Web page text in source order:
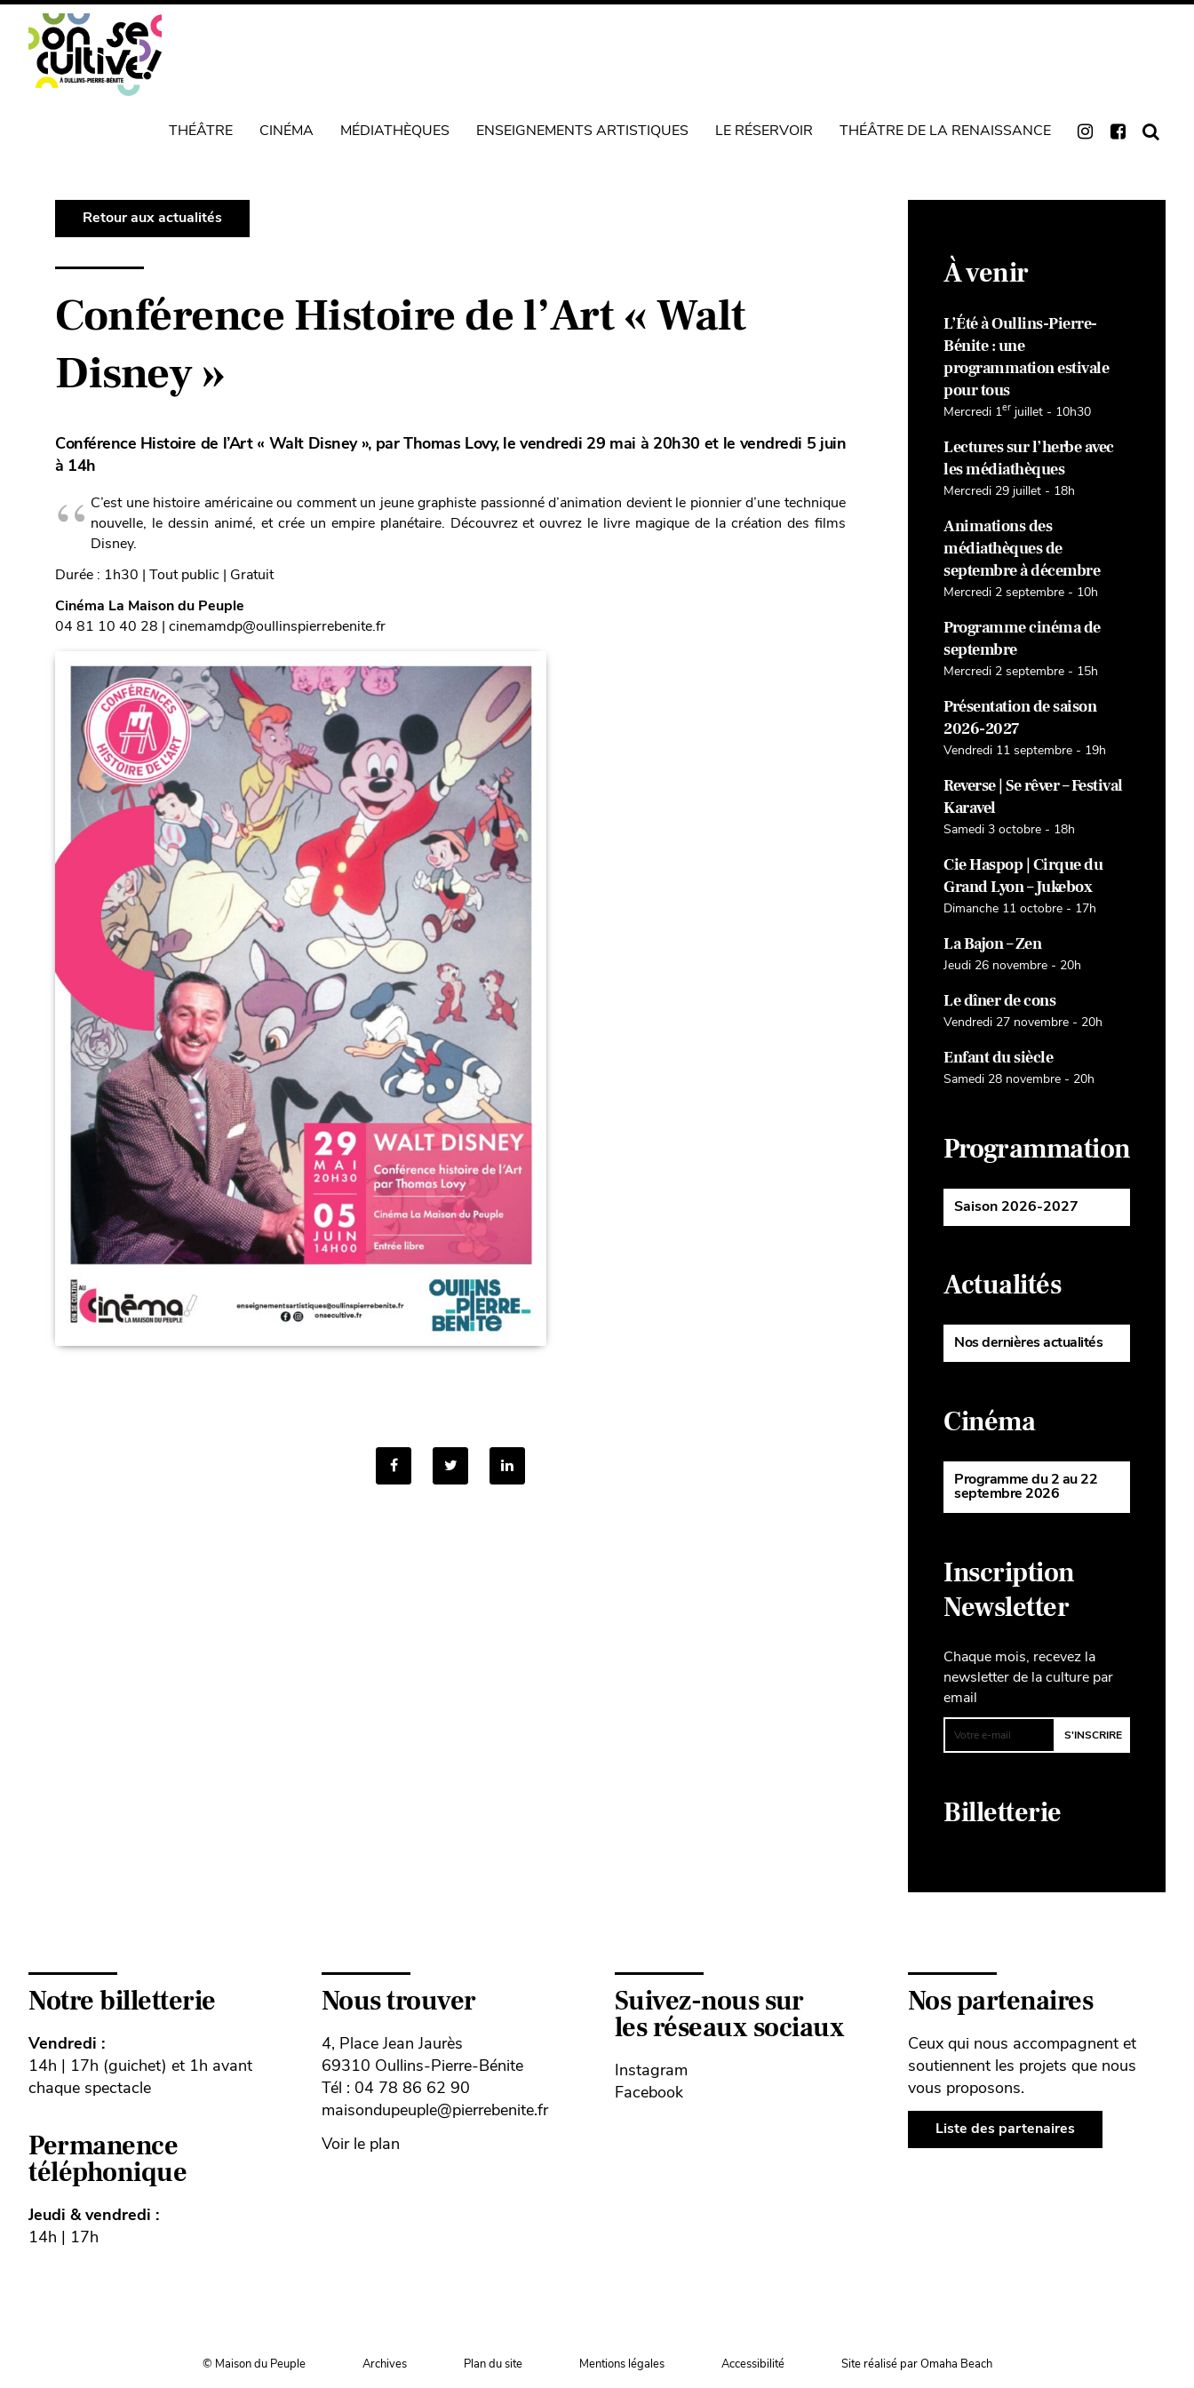
THÉÂTRE CINÉMA MÉDIATHÈQUES ENSEIGNEMENTS ARTISTIQUES LE RÉSERVOIR THÉÂTRE DE LA RENAISSANCE
Retour aux actualités
Conférence Histoire de l’Art « Walt
Disney »
Conférence Histoire de l’Art « Walt Disney », par Thomas Lovy, le vendredi 29 mai à 20h30 et le vendredi 5 juin
à 14h
C’est une histoire américaine ou comment un jeune graphiste passionné d’animation devient le pionnier d’une technique
nouvelle, le dessin animé, et crée un empire planétaire. Découvrez et ouvrez le livre magique de la création des films
Disney.
Durée : 1h30 | Tout public | Gratuit
Cinéma La Maison du Peuple
04 81 10 40 28 | cinemamdp@oullinspierrebenite.fr
À venir
L’Été à Oullins-Pierre-
Bénite : une
programmation estivale
pour tous
Mercredi 1er juillet - 10h30
Lectures sur l’herbe avec
les médiathèques
Mercredi 29 juillet - 18h
Animations des
médiathèques de
septembre à décembre
Mercredi 2 septembre - 10h
Programme cinéma de
septembre
Mercredi 2 septembre - 15h
Présentation de saison
2026-2027
Vendredi 11 septembre - 19h
Reverse | Se rêver – Festival
Karavel
Samedi 3 octobre - 18h
Cie Haspop | Cirque du
Grand Lyon – Jukebox
Dimanche 11 octobre - 17h
La Bajon – Zen
Jeudi 26 novembre - 20h
Le dîner de cons
Vendredi 27 novembre - 20h
Enfant du siècle
Samedi 28 novembre - 20h
Programmation
Saison 2026-2027
Actualités
Nos dernières actualités
Cinéma
Programme du 2 au 22
septembre 2026
Inscription
Newsletter
Chaque mois, recevez la
newsletter de la culture par
email
Billetterie
Notre billetterie
Vendredi :
14h | 17h (guichet) et 1h avant
chaque spectacle
Permanence
téléphonique
Jeudi & vendredi :
14h | 17h
Nous trouver
4, Place Jean Jaurès
69310 Oullins-Pierre-Bénite
Tél : 04 78 86 62 90
maisondupeuple@pierrebenite.fr
Voir le plan
Suivez-nous sur
les réseaux sociaux
Instagram
Facebook
Nos partenaires
Ceux qui nous accompagnent et
soutiennent les projets que nous
vous proposons.
Liste des partenaires
© Maison du Peuple Archives Plan du site Mentions légales Accessibilité Site réalisé par Omaha Beach